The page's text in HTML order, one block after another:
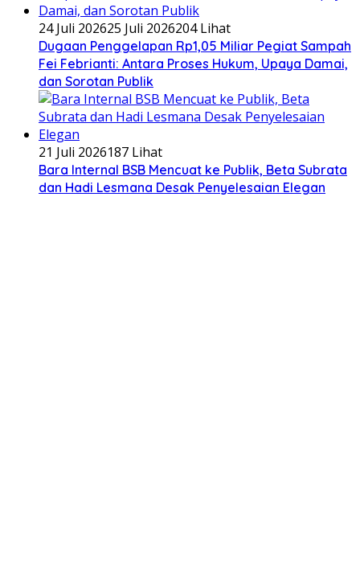
24 Juli 202625 Juli 2026204 Lihat
Dugaan Penggelapan Rp1,05 Miliar Pegiat Sampah
Fei Febrianti: Antara Proses Hukum, Upaya Damai,
dan Sorotan Publik
21 Juli 2026187 Lihat
Bara Internal BSB Mencuat ke Publik, Beta Subrata
dan Hadi Lesmana Desak Penyelesaian Elegan